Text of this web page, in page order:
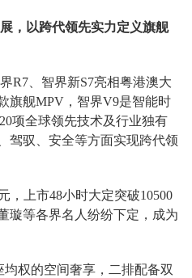
，以跨代领先实力定义旗舰
R7、智界新S7亮相粤港澳大
旗舰MPV，智界V9是智能时
项全球领先技术及行业独有
驾驭、安全等方面实现跨代领
，上市48小时大定突破10500
璇等各界名人纷纷下定，成为
权的空间奢享，二排配备双